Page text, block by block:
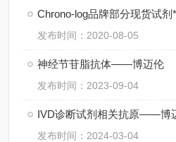
Chrono-log品牌部分现货试
发布时间：2020-08-05
神经节苷脂抗体——博迈伦
发布时间：2023-09-04
IVD诊断试剂相关抗原——博
发布时间：2024-03-04